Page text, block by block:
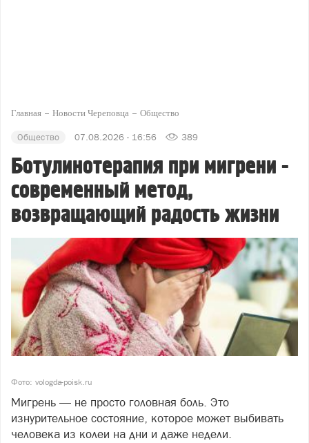
Главная Новости Череповца Общество
Общество 07.08.2026 - 16:56 389
Ботулинотерапия при мигрени -
современный метод,
возвращающий радость жизни
Фото: vologda-poisk.ru
Мигрень — не просто головная боль. Это
изнурительное состояние, которое может выбивать
человека из колеи на дни и даже недели.